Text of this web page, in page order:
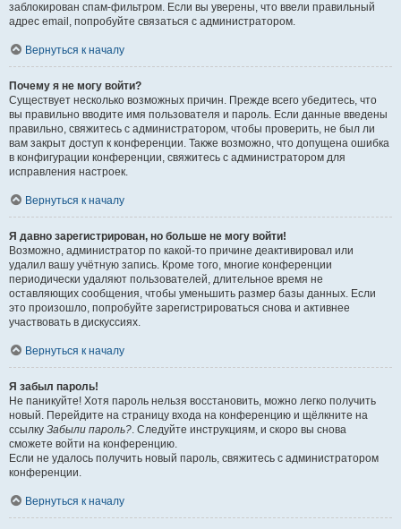
заблокирован спам-фильтром. Если вы уверены, что ввели правильный
адрес email, попробуйте связаться с администратором.
Вернуться к началу
Почему я не могу войти?
Существует несколько возможных причин. Прежде всего убедитесь, что
вы правильно вводите имя пользователя и пароль. Если данные введены
правильно, свяжитесь с администратором, чтобы проверить, не был ли
вам закрыт доступ к конференции. Также возможно, что допущена ошибка
в конфигурации конференции, свяжитесь с администратором для
исправления настроек.
Вернуться к началу
Я давно зарегистрирован, но больше не могу войти!
Возможно, администратор по какой-то причине деактивировал или
удалил вашу учётную запись. Кроме того, многие конференции
периодически удаляют пользователей, длительное время не
оставляющих сообщения, чтобы уменьшить размер базы данных. Если
это произошло, попробуйте зарегистрироваться снова и активнее
участвовать в дискуссиях.
Вернуться к началу
Я забыл пароль!
Не паникуйте! Хотя пароль нельзя восстановить, можно легко получить
новый. Перейдите на страницу входа на конференцию и щёлкните на
ссылку Забыли пароль?. Следуйте инструкциям, и скоро вы снова
сможете войти на конференцию.
Если не удалось получить новый пароль, свяжитесь с администратором
конференции.
Вернуться к началу